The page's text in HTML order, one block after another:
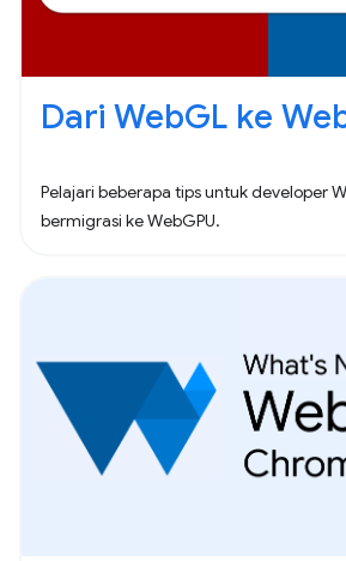
Dari WebGL ke
Pelajari beberapa tips untuk developer
bermigrasi ke WebGPU.